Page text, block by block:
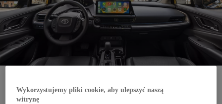
Kolorowy wyświetlacz na tablicy wskaźników (7") znajduje się bezpośrednio w polu widzenia
kierowcy i przyczynia się do zwiększenia bezpieczeństwa podczas jazdy. Układ wszystkich
Wykorzystujemy pliki cookie, aby ulepszyć naszą
witrynę